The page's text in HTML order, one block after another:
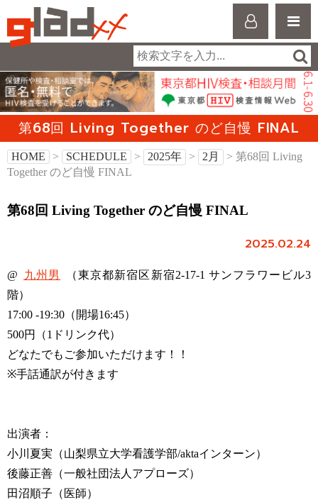
第68回 Living Together のど自慢 FINAL
HOME > SCHEDULE > 2025年 > 2月
> 第68回 Living
Together のど自慢 FINAL
第68回 Living Together のど自慢 FINAL
2025.02.24
@ 九州男
（東京都新宿区新宿2-17-1 サンフラワービル3
階）
17:00 -19:30（開場16:45）
500円（1ドリンク代）
どなたでもご参加いただけます！！
※手話通訳が付きます
出演者：
小川夏実（山梨県立大学看護学部/aktaインターン）
後藤正善（一般社団法人アプローズ）
田沼順子（医師）